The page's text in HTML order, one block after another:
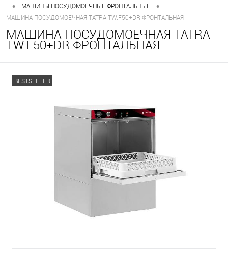
• МАШИНЫ ПОСУДОМОЕЧНЫЕ ФРОНТАЛЬНЫЕ •
МАШИНА ПОСУДОМОЕЧНАЯ TATRA TW.F50+DR ФРОНТАЛЬНАЯ
МАШИНА ПОСУДОМОЕЧНАЯ TATRA
TW.F50+DR ФРОНТАЛЬНАЯ
BESTSELLER